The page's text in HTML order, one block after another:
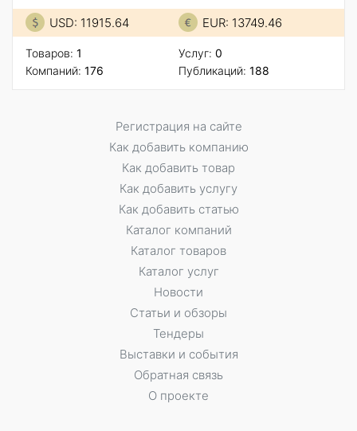
USD: 11915.64 EUR: 13749.46
Товаров: 1
Компаний: 176
Услуг: 0
Публикаций: 188
Регистрация на сайте
Как добавить компанию
Как добавить товар
Как добавить услугу
Как добавить статью
Каталог компаний
Каталог товаров
Каталог услуг
Новости
Статьи и обзоры
Тендеры
Выставки и события
Обратная связь
О проекте